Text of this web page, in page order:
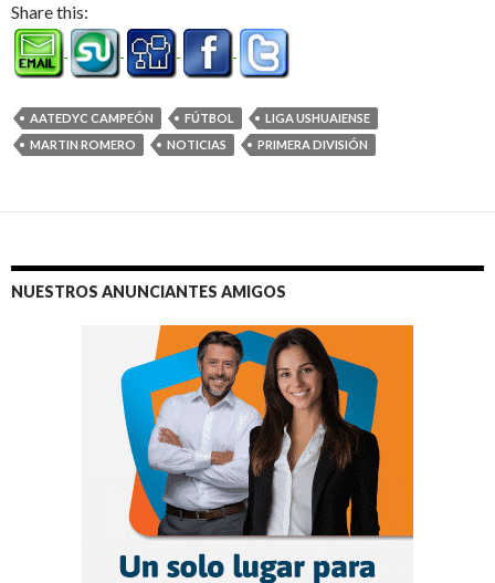
Share this:
AATEDYC CAMPEÓN FÚTBOL
LIGA USHUAIENSE
MARTIN ROMERO
NOTICIAS PRIMERA DIVISIÓN
NUESTROS ANUNCIANTES AMIGOS